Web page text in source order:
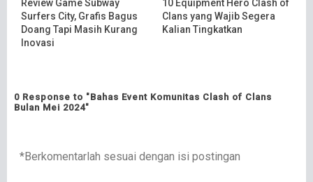
Review Game Subway
Surfers City, Grafis Bagus
Doang Tapi Masih Kurang
Inovasi
10 Equipment Hero Clash of
Clans yang Wajib Segera
Kalian Tingkatkan
0 Response to "Bahas Event Komunitas Clash of Clans
Bulan Mei 2024"
*Berkomentarlah sesuai dengan isi postingan